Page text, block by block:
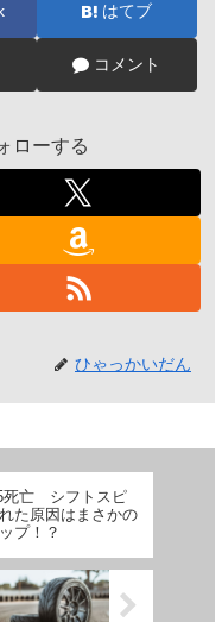
はてブ
コメント
ローする
ひゃっかいだん
死亡 シフトスピ
た原因はまさかの
プ！？